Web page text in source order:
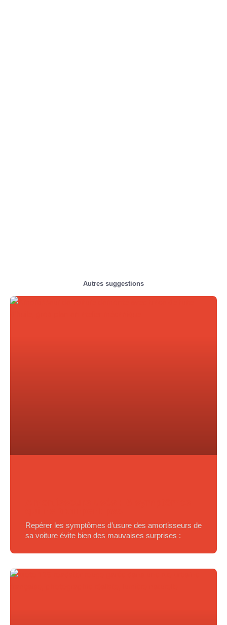
Autres suggestions
Repérer les symptômes d’usure des amortisseurs de
sa voiture évite bien des mauvaises surprises :